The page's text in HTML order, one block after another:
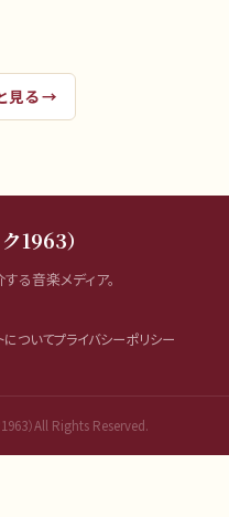
見る →
1963）
る音楽メディア。
についてプライバシーポリシー
）All Rights Reserved.